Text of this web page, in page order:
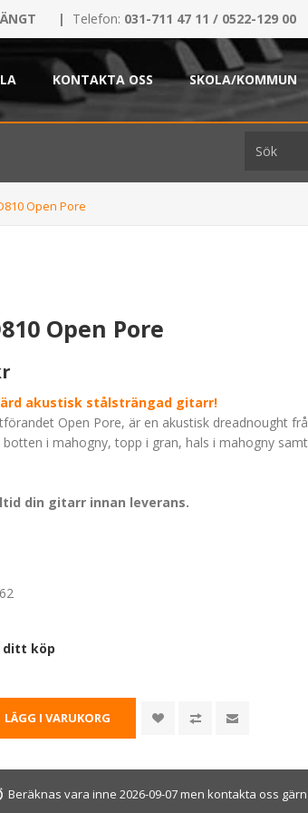
| Telefon: 031-711 47 11 / 0522-129 00
KONTAKTA OSS SKOLA/KOMMUN
Open Pore
Open Pore
akustisk stålsträngad gitarr!
Open Pore, är en akustisk dreadnought
i mahogny, topp i gran, hals i mahogny
din gitarr innan leverans.
ditt köp
Beräknas vara inne 2026-09-07 men kontakta oss